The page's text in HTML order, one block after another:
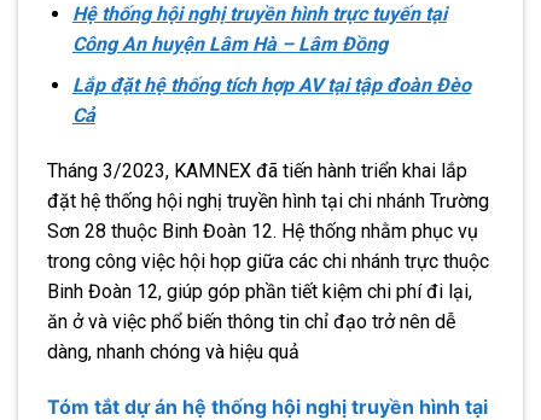
Hệ thống hội nghị truyền hình trực tuyến tại
Công An huyện Lâm Hà – Lâm Đồng
Lắp đặt hệ thống tích hợp AV tại tập đoàn Đèo
Cả
Tháng 3/2023, KAMNEX đã tiến hành triển khai lắp
đặt hệ thống hội nghị truyền hình tại chi nhánh Trường
Sơn 28 thuộc Binh Đoàn 12. Hệ thống nhằm phục vụ
trong công việc hội họp giữa các chi nhánh trực thuộc
Binh Đoàn 12, giúp góp phần tiết kiệm chi phí đi lại,
ăn ở và việc phổ biến thông tin chỉ đạo trở nên dễ
dàng, nhanh chóng và hiệu quả
Tóm tắt dự án hệ thống hội nghị truyền hình tại